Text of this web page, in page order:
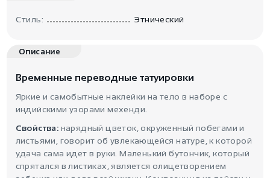
Стиль: Этнический
Описание
Временные переводные татуировки
Яркие и самобытные наклейки на тело в наборе с
индийскими узорами мехенди.
Свойства: нарядный цветок, окруженный побегами и
листьями, говорит об увлекающейся натуре, к которой
удача сама идет в руки. Маленький бутончик, который
спрятался в листиках, является олицетворением